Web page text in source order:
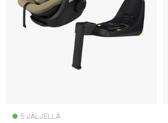
5 JÄLJELLÄ